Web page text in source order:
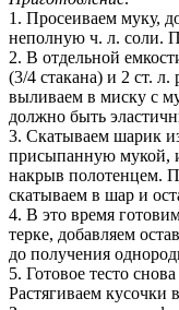
1. Просеиваем муку,
неполную ч. л. соли.
2. В отдельной
(3/4 стакана) и 2 ст. л.
выливаем в миску с
должно быть
3. Скатываем шарик
присыпанную мукой,
накрыв полотенцем.
скатываем в шар и
4. В это время
терке, добавляем
до получения
5. Готовое тесто
Растягиваем кусочки